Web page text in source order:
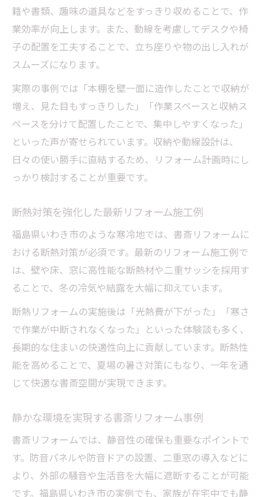
リフォームで快適さを追求した書斎アイデ
籍や書類、趣味の道具などをすっきり収めることで、作
業効率が向上します。また、動線を考慮してデスクや椅
子の配置を工夫することで、立ち座りや物の出し入れが
スムーズになります。
実際の事例では「本棚を壁一面に造作したことで収納が
増え、見た目もすっきりした」「作業スペースと収納ス
ペースを分けて配置したことで、集中しやすくなった」
といった声が寄せられています。収納や動線設計は、
日々の使い勝手に直結するため、リフォーム計画時にし
っかり検討することが重要です。
断熱対策を強化した最新リフォーム施工例
福島県いわき市のような寒冷地では、書斎リフォームに
おける断熱対策が必須です。最新のリフォーム施工例で
は、壁や床、窓に高性能な断熱材や二重サッシを採用す
ることで、冬の冷気や結露を大幅に抑えています。
断熱リフォームの実施後は「光熱費が下がった」「寒さ
で作業が中断されなくなった」といった体験談も多く、
長期的な住まいの快適性向上に貢献しています。断熱性
能を高めることで、夏場の暑さ対策にもなり、一年を通
じて快適な書斎空間が実現できます。
静かな環境を実現する書斎リフォーム事例
書斎リフォームでは、静音性の確保も重要なポイントで
す。防音パネルや防音ドアの設置、二重窓の導入などに
より、外部の騒音や生活音を大幅に遮断することが可能
です。福島県いわき市の実例でも、家族が在宅中でも静